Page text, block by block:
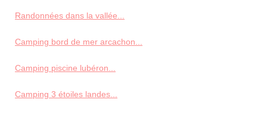
Randonnées dans la vallée...
Camping bord de mer arcachon...
Camping piscine lubéron...
Camping 3 étoiles landes...